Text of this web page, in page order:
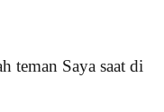
teman Saya saat di